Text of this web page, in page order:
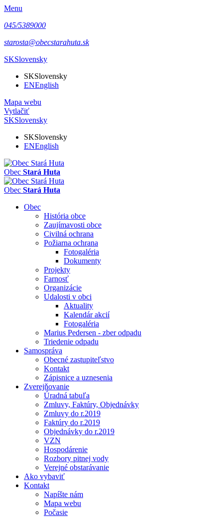
Menu
045/5389000
starosta@obecstarahuta.sk
SKSlovensky
SKSlovensky
ENEnglish
Mapa webu
Vytlačiť
SKSlovensky
SKSlovensky
ENEnglish
Obec Stará Huta
Obec Stará Huta
Obec
História obce
Zaujímavosti obce
Civilná ochrana
Požiarna ochrana
Fotogaléria
Dokumenty
Projekty
Farnosť
Organizácie
Udalosti v obci
Aktuality
Kalendár akcií
Fotogaléria
Marius Pedersen - zber odpadu
Triedenie odpadu
Samospráva
Obecné zastupiteľstvo
Kontakt
Zápisnice a uznesenia
Zverejňovanie
Úradná tabuľa
Zmluvy, Faktúry, Objednávky
Zmluvy do r.2019
Faktúry do r.2019
Objednávky do r.2019
VZN
Hospodárenie
Rozbory pitnej vody
Verejné obstarávanie
Ako vybaviť
Kontakt
Napíšte nám
Mapa webu
Počasie